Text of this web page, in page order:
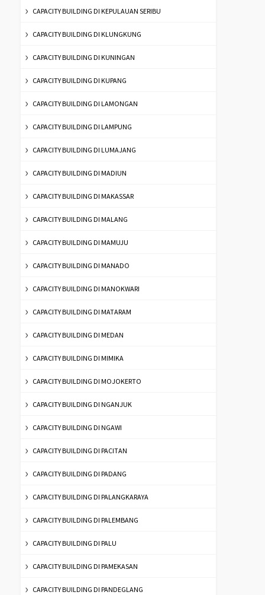
CAPACITY BUILDING DI KEPULAUAN SERIBU
CAPACITY BUILDING DI KLUNGKUNG
CAPACITY BUILDING DI KUNINGAN
CAPACITY BUILDING DI KUPANG
CAPACITY BUILDING DI LAMONGAN
CAPACITY BUILDING DI LAMPUNG
CAPACITY BUILDING DI LUMAJANG
CAPACITY BUILDING DI MADIUN
CAPACITY BUILDING DI MAKASSAR
CAPACITY BUILDING DI MALANG
CAPACITY BUILDING DI MAMUJU
CAPACITY BUILDING DI MANADO
CAPACITY BUILDING DI MANOKWARI
CAPACITY BUILDING DI MATARAM
CAPACITY BUILDING DI MEDAN
CAPACITY BUILDING DI MIMIKA
CAPACITY BUILDING DI MOJOKERTO
CAPACITY BUILDING DI NGANJUK
CAPACITY BUILDING DI NGAWI
CAPACITY BUILDING DI PACITAN
CAPACITY BUILDING DI PADANG
CAPACITY BUILDING DI PALANGKARAYA
CAPACITY BUILDING DI PALEMBANG
CAPACITY BUILDING DI PALU
CAPACITY BUILDING DI PAMEKASAN
CAPACITY BUILDING DI PANDEGLANG